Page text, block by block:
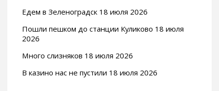
Едем в Зеленоградск 18 июля 2026
Пошли пешком до станции Куликово 18 июля
2026
Много слизняков 18 июля 2026
В казино нас не пустили 18 июля 2026